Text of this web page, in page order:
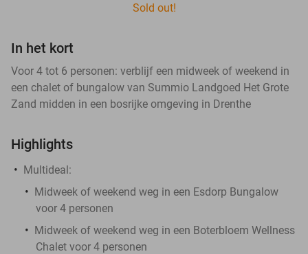
Sold out!
In het kort
Voor 4 tot 6 personen: verblijf een midweek of weekend in
een chalet of bungalow van Summio Landgoed Het Grote
Zand midden in een bosrijke omgeving in Drenthe
Highlights
Multideal:
Midweek of weekend weg in een Esdorp Bungalow
voor 4 personen
Midweek of weekend weg in een Boterbloem Wellness
Chalet voor 4 personen